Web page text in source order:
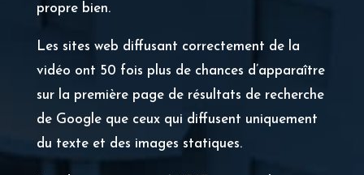
propre bien.
Les sites web diffusant correctement de la
vidéo ont 50 fois plus de chances d’apparaître
sur la première page de résultats de recherche
de Google que ceux qui diffusent uniquement
du texte et des images statiques.